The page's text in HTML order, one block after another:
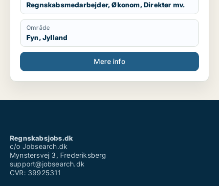
Regnskabsmedarbejder, Økonom, Direktør mv.
Område
Fyn, Jylland
Mere info
Regnskabsjobs.dk
c/o Jobsearch.dk
Mynstersvej 3, Frederiksberg
support@jobsearch.dk
CVR: 39925311